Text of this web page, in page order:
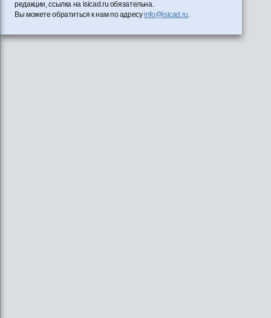
редакции, ссылка на isicad.ru обязательна.
Вы можете обратиться к нам по адресуinfo@isicad.ru.